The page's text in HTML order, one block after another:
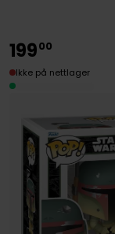
19900
Ikke på nettlager